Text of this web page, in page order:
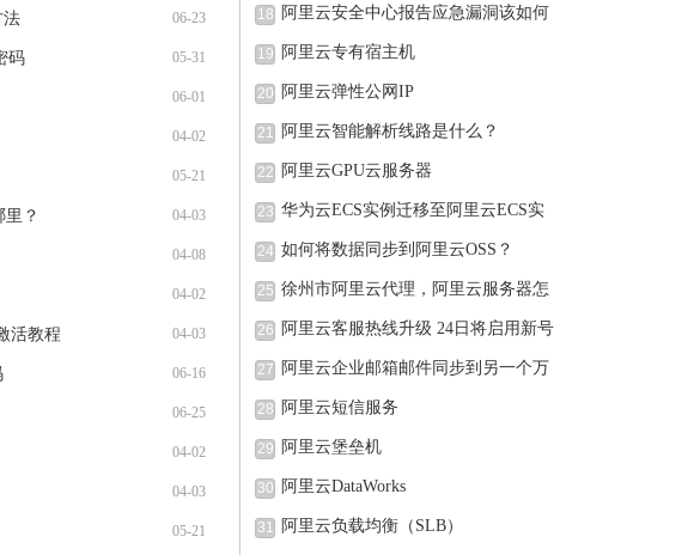
06-23
法
05-31
码
06-01
04-02
05-21
04-03
？
04-08
04-02
04-03
活教程
06-16
06-25
04-02
04-03
05-21
18 阿里云安全中心报告应急漏洞该如何
19 阿里云专有宿主机
20 阿里云弹性公网IP
21 阿里云智能解析线路是什么？
22 阿里云GPU云服务器
23 华为云ECS实例迁移至阿里云ECS实
例的
24 如何将数据同步到阿里云OSS？
25 徐州市阿里云代理，阿里云服务器怎
26 阿里云客服热线升级 24日将启用新号
27 阿里云企业邮箱邮件同步到另一个万
28 阿里云短信服务
29 阿里云堡垒机
30 阿里云DataWorks
31 阿里云负载均衡（SLB）